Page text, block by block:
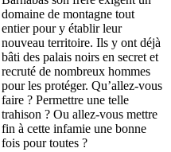
domaine de montagne tout
entier pour y établir leur
nouveau territoire. Ils y ont déjà
bâti des palais noirs en secret et
recruté de nombreux hommes
pour les protéger. Qu’allez-vous
faire ? Permettre une telle
trahison ? Ou allez-vous mettre
fin à cette infamie une bonne
fois pour toutes ?